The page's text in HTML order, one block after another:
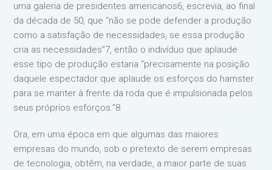
uma galeria de presidentes americanos6, escrevia, ao final
da década de 50, que “não se pode defender a produção
como a satisfação de necessidades, se essa produção
cria as necessidades”7, então o indivíduo que aplaude
esse tipo de produção estaria “precisamente na posição
daquele espectador que aplaude os esforços do hamster
para se manter à frente da roda que é impulsionada pelos
seus próprios esforços.”8
Ora, em uma época em que algumas das maiores
empresas do mundo, sob o pretexto de serem empresas
de tecnologia, obtêm, na verdade, a maior parte de suas